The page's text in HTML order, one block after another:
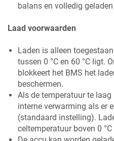
balans en volledig
Laad voorwaarden
Laden is alleen
tussen 0 °C en 60 °C ligt.
blokkeert het BMS het
beschermen.
Als de temperatuur te
interne verwarming als er
(standaard instelling).
celtemperatuur boven 0